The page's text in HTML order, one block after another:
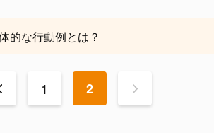
的な行動例とは？
1 2 >